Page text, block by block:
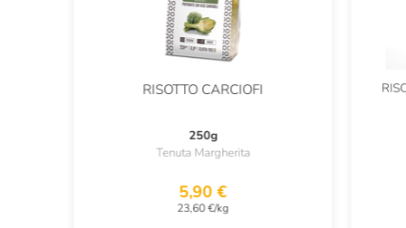
RISOTTO CARCIOFI
250g
Tenuta Margherita
5,90 €
23,60 €/kg